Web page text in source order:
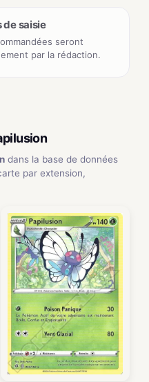
de saisie
seront
par la rédaction.
dans la base de données
par extension,